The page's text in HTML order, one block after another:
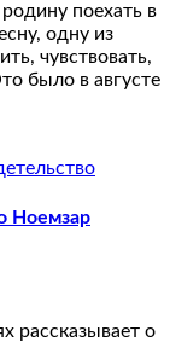
поехать в
одну из
чувствовать,
было в августе
Ноемзар
рассказывает о